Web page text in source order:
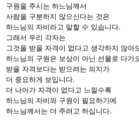
구원을 주시는 하느님께서
사람을 구분하지 않으신다는 것은
하느님의 자비라고 말할 수 있습니다.
그래서 우리 각자는
그것을 받을 자격이 없다고 생각하지 않아
하느님의 구원은 보상이 아닌 선물로 다가
받을 자격보다는 받으려는 의지가
더 중요하게 보입니다.
더 나아가 자격이 없다고 느낄수록
하느님의 자비와 구원이 필요하기에
하느님께서는 더 주려고 하십니다.